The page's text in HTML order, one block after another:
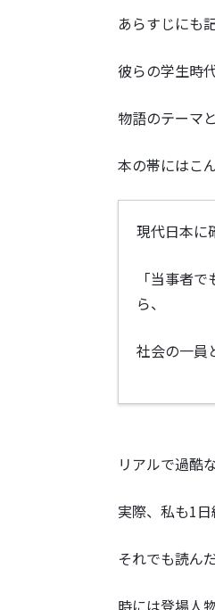
あらすじにも
彼らの学生時
物語のテーマ
本の帯にはこ
現代日本に
「当事者
ら、
社会の一員
リアルで過酷
実際、私も1
それでも読ん